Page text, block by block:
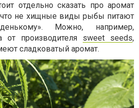
отдельно сказать про аромат
что не хищные виды рыбы питают
Можно, например,
от производителя sweet seeds,
сладковатый аромат.